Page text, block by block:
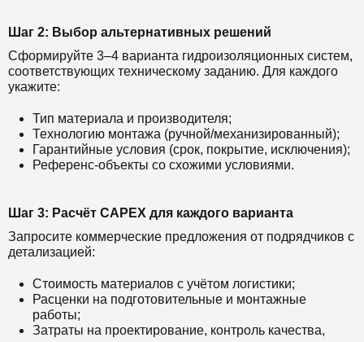
Шаг 2: Выбор альтернативных решений
Сформируйте 3–4 варианта гидроизоляционных систем,
соответствующих техническому заданию. Для каждого
укажите:
Тип материала и производителя;
Технологию монтажа (ручной/механизированный);
Гарантийные условия (срок, покрытие, исключения);
Референс-объекты со схожими условиями.
Шаг 3: Расчёт CAPEX для каждого варианта
Запросите коммерческие предложения от подрядчиков с
детализацией:
Стоимость материалов с учётом логистики;
Расценки на подготовительные и монтажные
работы;
Затраты на проектирование, контроль качества,